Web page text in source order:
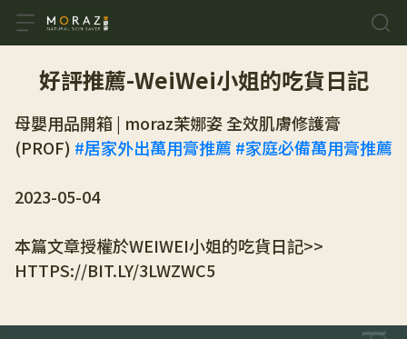
好評推薦-WeiWei小姐的吃貨日記
母嬰用品開箱 | moraz茉娜姿 全效肌膚修護膏
(PROF) #居家外出萬用膏推薦 #家庭必備萬用膏推薦
2023-05-04
本篇文章授權於WEIWEI小姐的吃貨日記>>
HTTPS://BIT.LY/3LWZWC5